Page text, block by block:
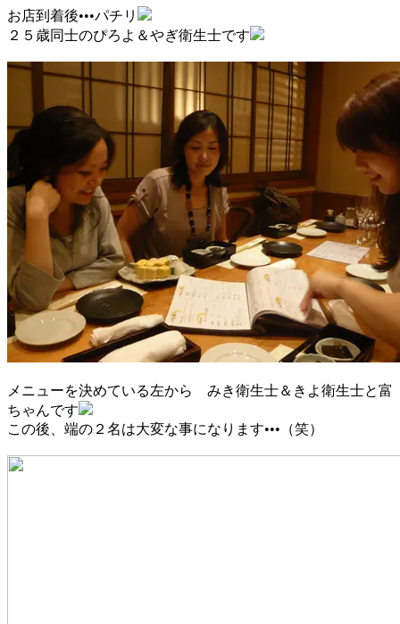
お店到着後•••パチリ
２５歳同士のぴろよ＆やぎ衛生士です
メニューを決めている左から みき衛生士＆きよ衛生士と富
ちゃんです
この後、端の２名は大変な事になります•••（笑）